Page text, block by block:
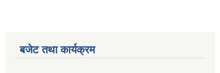
बजेट तथा कार्यक्रम